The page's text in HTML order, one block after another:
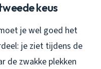
keus
je wel goed het
je ziet tijdens de
de zwakke plekken